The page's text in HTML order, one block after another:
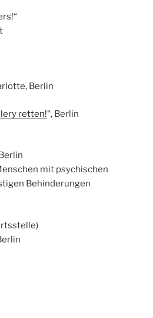
Berlin
retten!“, Berlin
mit psychischen
Behinderungen